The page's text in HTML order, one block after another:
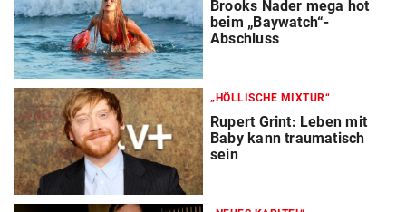
Brooks Nader mega hot
beim „Baywatch“-
Abschluss
„HÖLLISCHE MIXTUR“
Rupert Grint: Leben mit
Baby kann traumatisch
sein